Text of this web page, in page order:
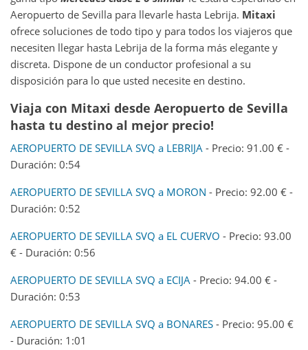
Aeropuerto de Sevilla para llevarle hasta Lebrija. Mitaxi
ofrece soluciones de todo tipo y para todos los viajeros que
necesiten llegar hasta Lebrija de la forma más elegante y
discreta. Dispone de un conductor profesional a su
disposición para lo que usted necesite en destino.
Viaja con Mitaxi desde Aeropuerto de Sevilla
hasta tu destino al mejor precio!
AEROPUERTO DE SEVILLA SVQ a LEBRIJA - Precio: 91.00 € -
Duración: 0:54
AEROPUERTO DE SEVILLA SVQ a MORON - Precio: 92.00 € -
Duración: 0:52
AEROPUERTO DE SEVILLA SVQ a EL CUERVO - Precio: 93.00
€ - Duración: 0:56
AEROPUERTO DE SEVILLA SVQ a ECIJA - Precio: 94.00 € -
Duración: 0:53
AEROPUERTO DE SEVILLA SVQ a BONARES - Precio: 95.00 €
- Duración: 1:01